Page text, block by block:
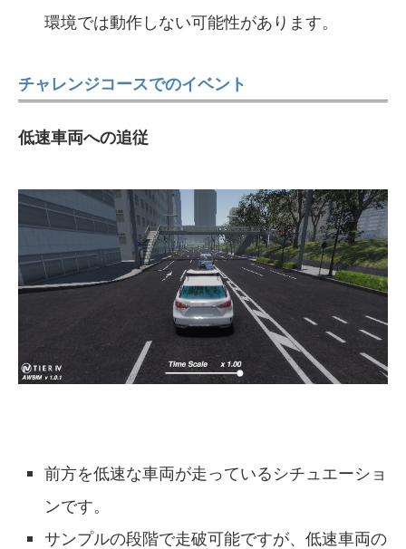
環境では動作しない可能性があります。
チャレンジコースでのイベント
低速車両への追従
前方を低速な車両が走っているシチュエーショ
ンです。
サンプルの段階で走破可能ですが、低速車両の